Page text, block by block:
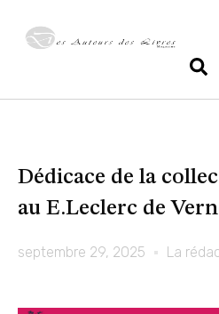
Dédicace de la
au E.Leclerc de
septembre 29, 2025 La